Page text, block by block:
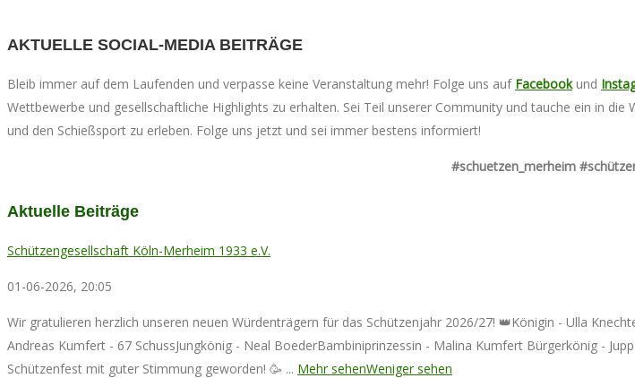
AKTUELLE SOCIAL-MEDIA BEITRÄGE
Bleib immer auf dem Laufenden und verpasse keine Veranstaltung mehr! Folge uns auf Facebookund
Wettbewerbe und gesellschaftliche Highlights zu erhalten. Sei Teil unserer Community und tauche ein in
und den Schießsport zu erleben. Folge uns jetzt und sei immer bestens informiert!
#schuetzen_merheim
Aktuelle Beiträge
Schützengesellschaft Köln-Merheim 1933 e.V.
01-06-2026, 20:05
Wir gratulieren herzlich unseren neuen Würdenträgern für das Schützenjahr 2026/27! 👑Königin - Ulla
Andreas Kumfert - 67 SchussJungkönig - Neal BoederBambiniprinzessin - Malina Kumfert Bürgerkönig -
Schützenfest mit guter Stimmung geworden! 🥳 ... Mehr sehenWeniger sehen